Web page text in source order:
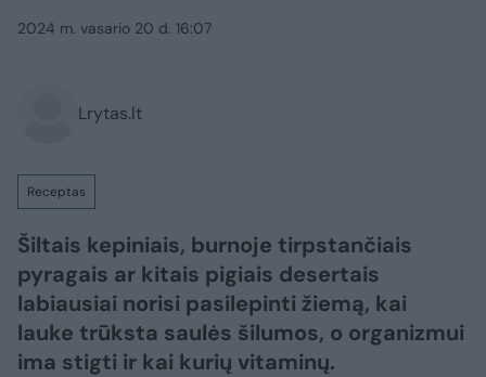
2024 m. vasario 20 d. 16:07
Lrytas.lt
Receptas
Šiltais kepiniais, burnoje tirpstančiais
pyragais ar kitais pigiais desertais
labiausiai norisi pasilepinti žiemą, kai
lauke trūksta saulės šilumos, o organizmui
ima stigti ir kai kurių vitaminų.